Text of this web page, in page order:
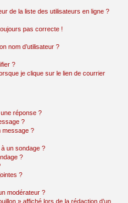
de la liste des utilisateurs en ligne ?
pas correcte !
nom d’utilisateur ?
?
je clique sur le lien de courrier
réponse ?
?
message ?
à un sondage ?
?
?
modérateur ?
» affiché lors de la rédaction d’un